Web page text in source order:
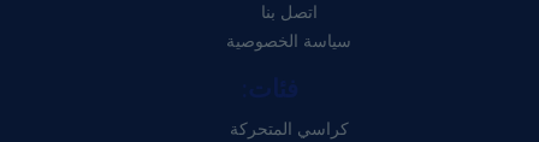
اتصل بنا
سياسة الخصوصية
فئات:
كراسي المتحركة